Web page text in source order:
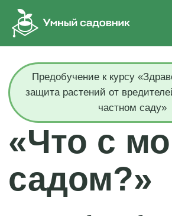
защита растений от вредителей и болезней в
частном саду»
«Что с моим
садом?»
откуда берутся болезни
и вредители
почему они появляются именно
в вашем саду